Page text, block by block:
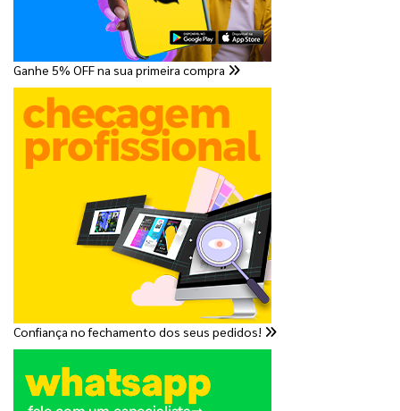
Ganhe 5% OFF na sua primeira compra
Confiança no fechamento dos seus pedidos!